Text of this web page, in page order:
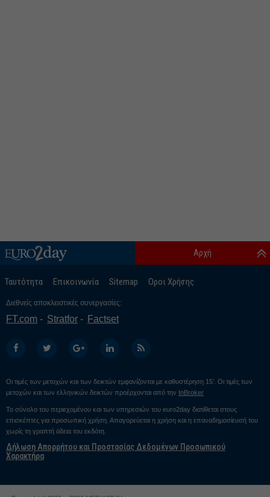
Ταυτότητα Επικοινωνία Sitemap Οροι Χρήσης
Αρχή
Διεθνείς αποκλειστικές συνεργασίες:
FT.com Stratfor Factset
Οι τιμές των μετοχών και των δεικτών εμφανίζονται με καθυστέρηση 15’. Οι τιμές των
μετοχών και των ελληνικών δεικτών προέρχονται από την InBroker
Το σύνολο του περιεχομένου και των υπηρεσιών του euro2day διατίθεται στους
επισκέπτες για προσωπική χρήση. Απαγορεύεται η χρήση και η επαναδημοσίευσή του
χωρίς τη γραπτή άδεια του εκδότη.
Δήλωση Απορρήτου και Προστασίας Δεδομένων Προσωπικού
Χαρακτήρα